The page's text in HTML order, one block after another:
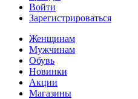
Войти
Зарегистрироваться
Женщинам
Мужчинам
Обувь
Новинки
Акции
Магазины